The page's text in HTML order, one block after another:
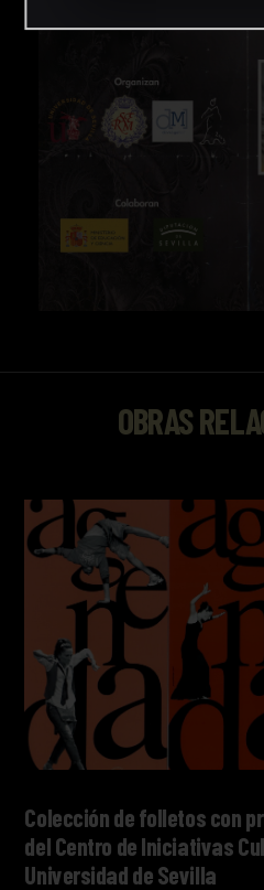
OBRAS
Colección de folletos con
del Centro de Iniciativas
Universidad de Sevilla